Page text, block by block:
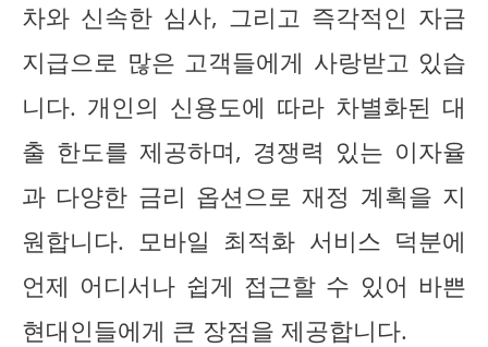
차와 신속한 심사, 그리고 즉각적인 자금
지급으로 많은 고객들에게 사랑받고 있습
니다. 개인의 신용도에 따라 차별화된 대
출 한도를 제공하며, 경쟁력 있는 이자율
과 다양한 금리 옵션으로 재정 계획을 지
원합니다. 모바일 최적화 서비스 덕분에
언제 어디서나 쉽게 접근할 수 있어 바쁜
현대인들에게 큰 장점을 제공합니다.